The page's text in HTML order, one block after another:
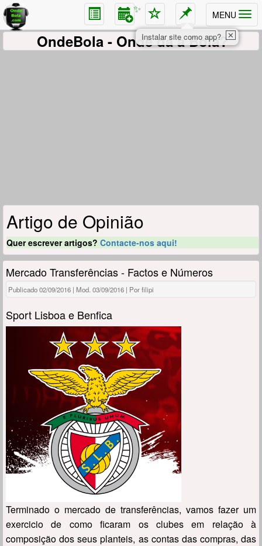
MENU
✨
OndeBola - Onde dá a Bola?
Artigo de Opinião
Quer escrever artigos? Contacte-nos aqui!
Mercado Transferências - Factos e Números
Publicado 02/09/2016 | Mod. 03/09/2016 | Por filipi
Sport Lisboa e Benfica
Terminado o mercado de transferências, vamos fazer um
exercicio de como ficaram os clubes em relação à
composição dos seus planteis, as contas das compras, das
✕
Instalar site como app?